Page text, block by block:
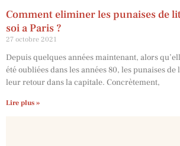
Comment eliminer les punaises de
soi a Paris ?
27 octobre 2021
Depuis quelques années maintenant, alors
été oubliées dans les années 80, les punaises de
leur retour dans la capitale. Concrètement,
Lire plus »